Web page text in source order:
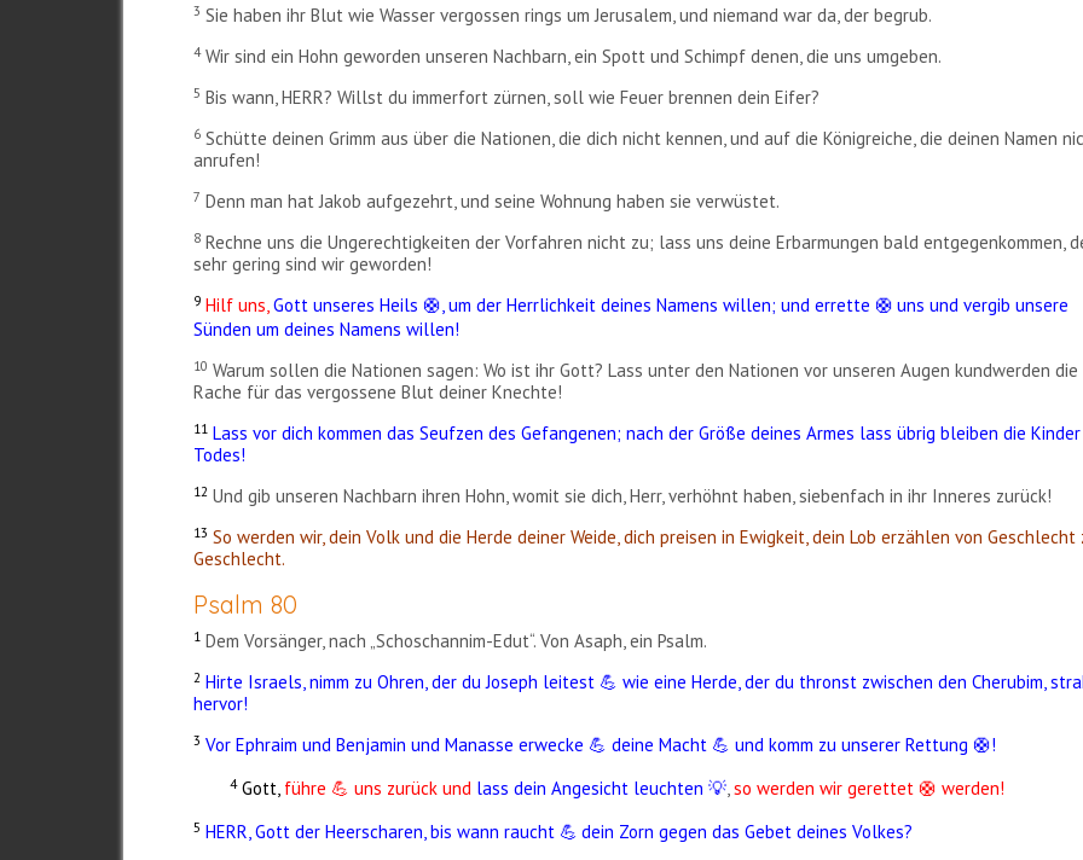
3 Sie haben ihr Blut wie Wasser vergossen rings um Jerusalem, und niemand war da, der begrub.
4Wir sind ein Hohn geworden unseren Nachbarn, ein Spott und Schimpf denen, die uns umgeben.
5 Bis wann, HERR? Willst du immerfort zürnen, soll wie Feuer brennen dein Eifer?
6 Schütte deinen Grimm aus über die Nationen, die dich nicht kennen, und auf die Königreiche, die deinen Namen
anrufen!
7 Denn man hat Jakob aufgezehrt, und seine Wohnung haben sie verwüstet.
8 Rechne uns die Ungerechtigkeiten der Vorfahren nicht zu; lass uns deine Erbarmungen bald entgegenkommen,
sehr gering sind wir geworden!
9 Hilf uns,Gott unseres Heils 🛟, um der Herrlichkeit deines Namens willen; und errette 🛟 ​uns und vergib unsere
Sünden um deines Namens willen!
10 Warum sollen die Nationen sagen: Wo ist ihr Gott? Lass unter den Nationen vor unseren Augen kundwerden die
Rache für das vergossene Blut deiner Knechte!
11 Lass vor dich kommen das Seufzen des Gefangenen; nach der Größe deines Armes lass übrig bleiben die
Todes!
12 Und gib unseren Nachbarn ihren Hohn, womit sie dich, Herr, verhöhnt haben, siebenfach in ihr Inneres zurück!
13 So werden wir, dein Volk und die Herde deiner Weide, dich preisen in Ewigkeit, dein Lob erzählen von Geschlecht
Geschlecht.
Psalm 80
1 Dem Vorsänger, nach „Schoschannim-Edut“. Von Asaph, ein Psalm.
2 Hirte Israels, nimm zu Ohren, der du Joseph leitest 💪 wie eine Herde, der du thronst zwischen den Cherubim,
hervor!
3 Vor Ephraim und Benjamin und Manasse erwecke 💪 deine Macht 💪 und komm zu unserer Rettung 🛟!
4 Gott,führe 💪 uns zurück und lass dein Angesicht leuchten 💡,so werden wir gerettet 🛟 werden!
5 HERR, Gott der Heerscharen, bis wann raucht 💪 ​dein Zorn gegen das Gebet deines Volkes?